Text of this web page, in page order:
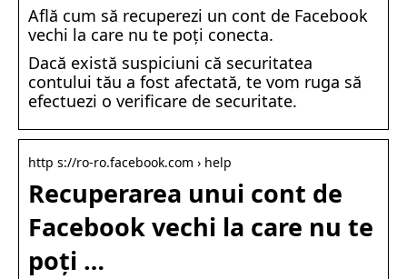
Află cum să recuperezi un cont de Facebook
vechi la care nu te poți conecta.
Dacă există suspiciuni că securitatea
contului tău a fost afectată, te vom ruga să
efectuezi o verificare de securitate.
http s://ro-ro.facebook.com › help
Recuperarea unui cont de
Facebook vechi la care nu te
poți …